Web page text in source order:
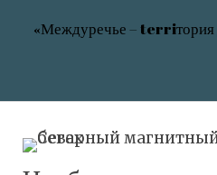
«Междуречье – terriтория